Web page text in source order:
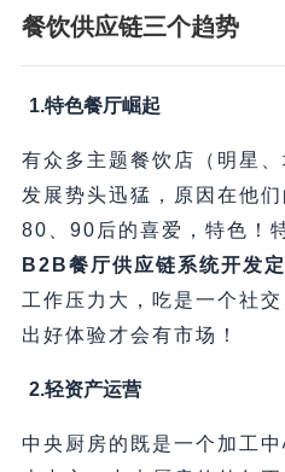
餐饮供应链三个趋势
1.特色餐厅崛起
有众多主题餐饮店（明星
发展势头迅猛，原因在他
80、90后的喜爱，特色！
B2B餐厅供应链系统开发定
工作压力大，吃是一个社
出好体验才会有市场！
2.轻资产运营
中央厨房的既是一个加工